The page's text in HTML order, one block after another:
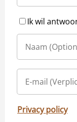
Ik wil
Privacy policy